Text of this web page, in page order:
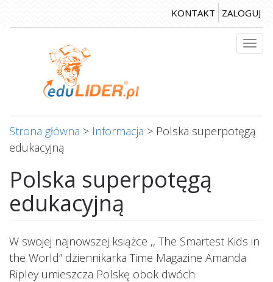
do
KONTAKT ZALOGUJ
Strona główna > Informacja > Polska superpotęgą
edukacyjną
Polska superpotęgą
edukacyjną
W swojej najnowszej książce ,, The Smartest Kids in
the World” dziennikarka Time Magazine Amanda
Ripley umieszcza Polskę obok dwóch